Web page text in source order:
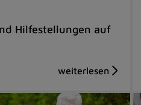
Hilfestellungen auf